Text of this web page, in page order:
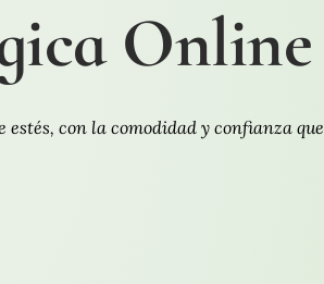
Online
estés, con la comodidad y confianza que